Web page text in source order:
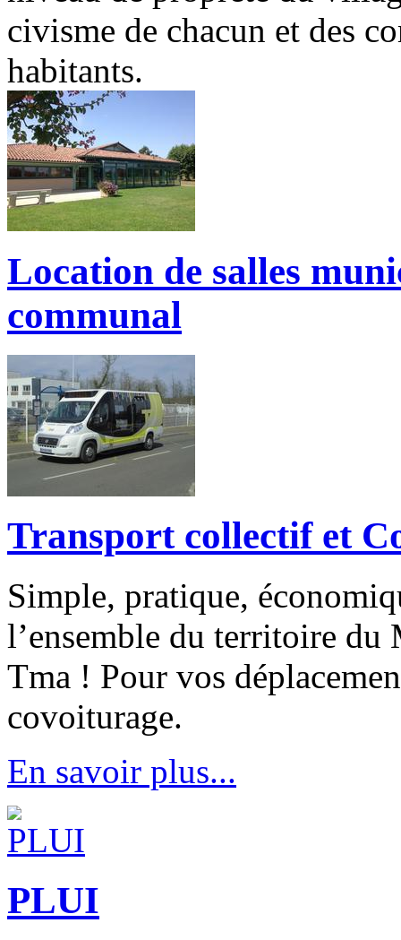
civisme de chacun et des
habitants.
Location de salles
communal
Transport collectif et
Simple, pratique,
l’ensemble du territoire du
Tma ! Pour vos
covoiturage.
En savoir plus...
PLUI